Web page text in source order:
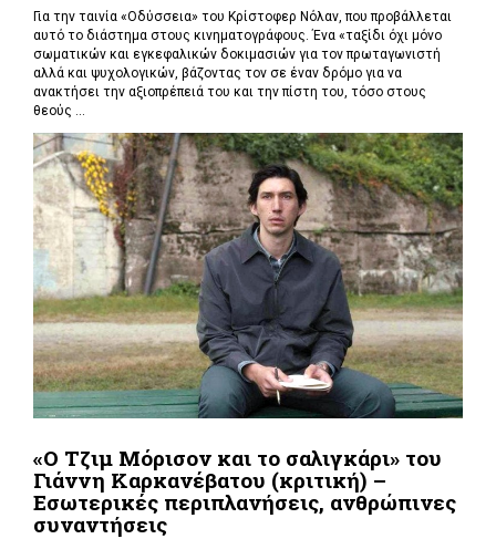
Για την ταινία «Οδύσσεια» του Κρίστοφερ Νόλαν,που προβάλλεται
αυτό το διάστημα στους κινηματογράφους. Ένα «ταξίδι όχι μόνο
σωματικών και εγκεφαλικών δοκιμασιών για τον πρωταγωνιστή
αλλά και ψυχολογικών, βάζοντας τον σε έναν δρόμο για να
ανακτήσει την αξιοπρέπειά του και την πίστη του, τόσο στους
θεούς ...
«Ο Τζιμ Μόρισον και το σαλιγκάρι» του
Γιάννη Καρκανέβατου (κριτική) –
Εσωτερικές περιπλανήσεις, ανθρώπινες
συναντήσεις